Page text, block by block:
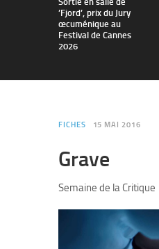
’Fjord’, prix du Jury
œcuménique au
Festival de Cannes
2026
FICHES 15 MAI 2016
Grave
Semaine de la Critique